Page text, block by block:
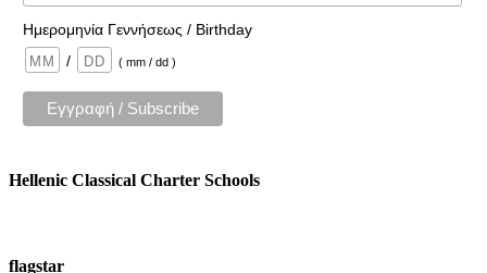
Ημερομηνία Γεννήσεως / Birthday
/
( mm / dd )
Hellenic Classical Charter Schools
flagstar